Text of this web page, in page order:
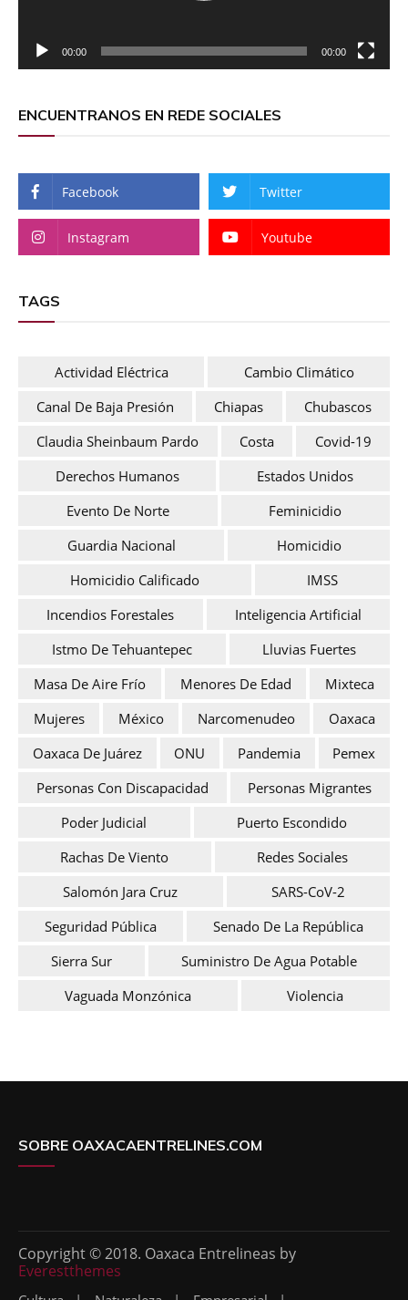
00:00 00:00
ENCUENTRANOS EN REDE SOCIALES
Facebook Twitter
Instagram Youtube
TAGS
Actividad Eléctrica
Cambio Climático
Canal De Baja Presión
Chiapas
Chubascos
Claudia Sheinbaum Pardo
Costa
Covid-19
Derechos Humanos
Estados Unidos
Evento De Norte
Feminicidio
Guardia Nacional
Homicidio
Homicidio Calificado
IMSS
Incendios Forestales
Inteligencia Artificial
Istmo De Tehuantepec
Lluvias Fuertes
Masa De Aire Frío
Menores De Edad
Mixteca
Mujeres
México Narcomenudeo
Oaxaca
Oaxaca De Juárez
ONU Pandemia
Pemex
Personas Con Discapacidad
Personas Migrantes
Poder Judicial
Puerto Escondido
Rachas De Viento
Redes Sociales
Salomón Jara Cruz
SARS-CoV-2
Seguridad Pública
Senado De La República
Sierra Sur
Suministro De Agua Potable
Vaguada Monzónica
Violencia
SOBRE OAXACAENTRELINES.COM
Copyright © 2018. Oaxaca Entrelineas by
Everestthemes